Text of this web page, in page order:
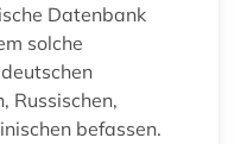
Datenbank
solche
Russischen,
befassen.